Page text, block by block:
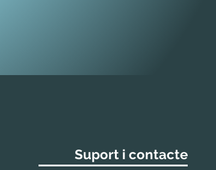
Suport i contacte